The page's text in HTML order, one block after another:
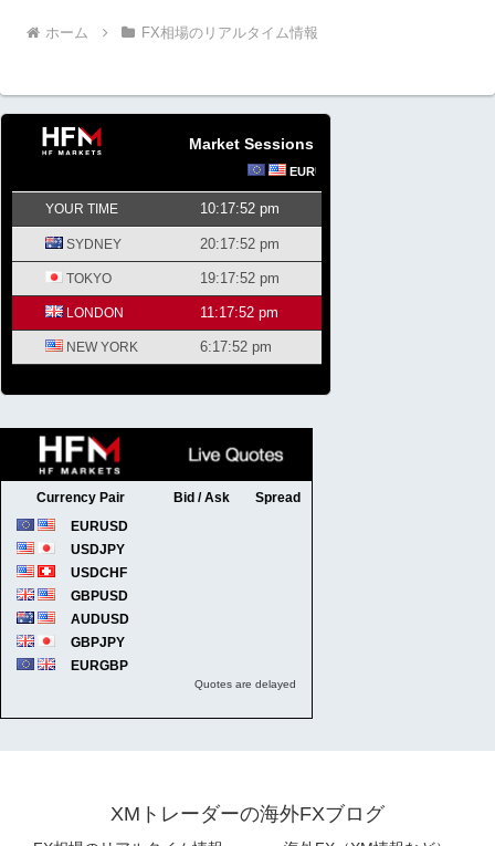
ホーム FX相場のリアルタイム情報
Market Sessions
XMトレーダーの海外FXブログ